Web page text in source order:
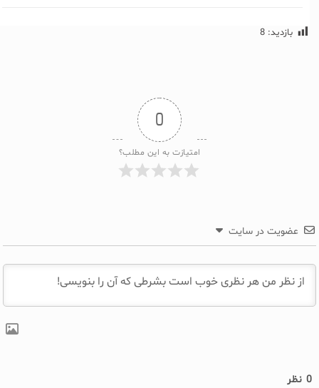
بازدید: 8
0
امتیازت به این مطلب؟
عضویت در سایت
0 نظر